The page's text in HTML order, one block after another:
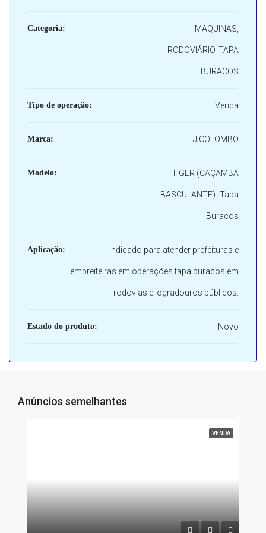
Categoria: MAQUINAS,
RODOVIÁRIO, TAPA
BURACOS
Tipo de operação: Venda
Marca: J.COLOMBO
Modelo: TIGER (CAÇAMBA
BASCULANTE)- Tapa
Buracos
Aplicação: Indicado para atender prefeituras e
empreiteiras em operações tapa buracos em
rodovias e logradouros públicos.
Estado do produto: Novo
Anúncios semelhantes
VENDA